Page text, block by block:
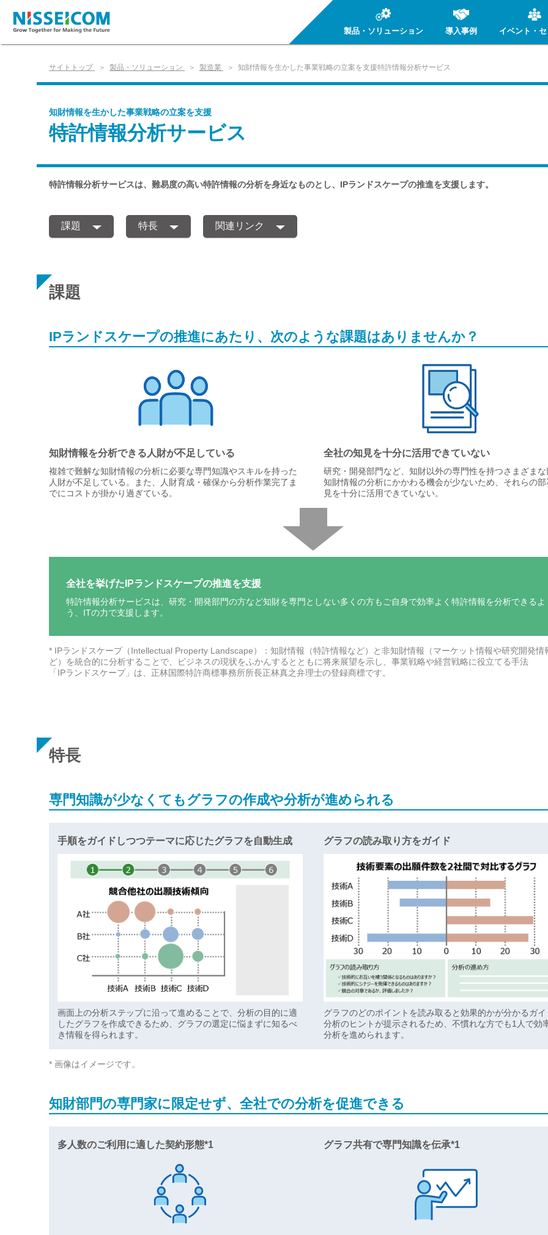
製品・ソリューション 導入事例 イベント・
サイトトップ 製品・ソリューション 製造業 知財情報を生かした事業戦略の立案を支援特許情報分析サービス
知財情報を生かした事業戦略の立案を支援
特許情報分析サービス
特許情報分析サービスは、難易度の高い特許情報の分析を身近なものとし、IPランドスケープの推進を支援します。
課題 特長 関連リンク
課題
IPランドスケープの推進にあたり、次のような課題はありませんか？
知財情報を分析できる人財が不足している
複雑で難解な知財情報の分析に必要な専門知識やスキルを持った
人財が不足している。また、人財育成・確保から分析作業完了ま
でにコストが掛かり過ぎている。
全社の知見を十分に活用できていない
研究・開発部門など、知財以外の専門性を持つさまざま
知財情報の分析にかかわる機会が少ないため、それらの
見を十分に活用できていない。
全社を挙げたIPランドスケープの推進を支援
特許情報分析サービスは、研究・開発部門の方など知財を専門としない多くの方もご自身で効率よく特許情報を分析できるよ
う、ITの力で支援します。
* IPランドスケープ（Intellectual Property Landscape）：知財情報（特許情報など）と非知財情報（マーケット情報や研究開発情
ど）を統合的に分析することで、ビジネスの現状をふかんするとともに将来展望を示し、事業戦略や経営戦略に役立てる手法
「IPランドスケープ」は、正林国際特許商標事務所所長正林真之弁理士の登録商標です。
特長
専門知識が少なくてもグラフの作成や分析が進められる
手順をガイドしつつテーマに応じたグラフを自動生成
画面上の分析ステップに沿って進めることで、分析の目的に適
したグラフを作成できるため、グラフの選定に悩まずに知るべ
き情報を得られます。
グラフの読み取り方をガイド
グラフのどのポイントを読み取ると効果的かが分かるガイ
分析のヒントが提示されるため、不慣れな方でも1人で効
分析を進められます。
* 画像はイメージです。
知財部門の専門家に限定せず、全社での分析を促進できる
多人数のご利用に適した契約形態*1 グラフ共有で専門知識を伝承*1